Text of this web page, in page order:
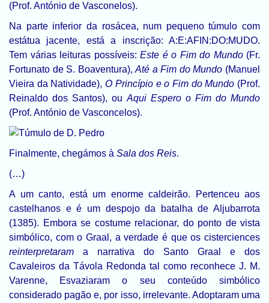
(Prof. António de Vasconelos).
Na parte inferior da rosácea, num pequeno túmulo com
estátua jacente, está a inscrição: A:E:AFIN:DO:MUDO.
Tem várias leituras possíveis: Este é o Fim do Mundo(Fr.
Fortunato de S. Boaventura),Até a Fim do Mundo (Manuel
Vieira da Natividade),O Princípio e o Fim do Mundo (Prof.
Reinaldo dos Santos), ou Aqui Espero o Fim do Mundo
(Prof. António de Vasconcelos).
Finalmente, chegámos à Sala dos Reis.
(…)
A um canto, está um enorme caldeirão. Pertenceu aos
castelhanos e é um despojo da batalha de Aljubarrota
(1385). Embora se costume relacionar, do ponto de vista
simbólico, com o Graal, a verdade é que os cisterciences
reinterpretaram a narrativa do Santo Graal e dos
Cavaleiros da Távola Redonda tal como reconhece J. M.
Varenne, Esvaziaram o seu conteúdo simbólico
considerado pagão e, por isso, irrelevante. Adoptaram uma